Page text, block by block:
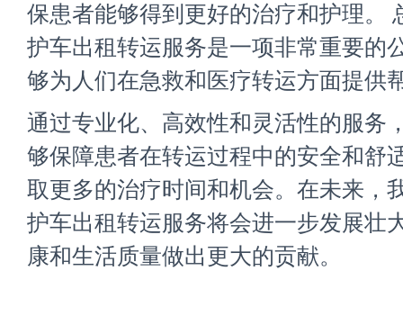
保患者能够得到更好的治疗和护理。
护车出租转运服务是一项非常重要的
够为人们在急救和医疗转运方面提供
通过专业化、高效性和灵活性的服务
够保障患者在转运过程中的安全和舒
取更多的治疗时间和机会。在未来，
护车出租转运服务将会进一步发展壮
康和生活质量做出更大的贡献。